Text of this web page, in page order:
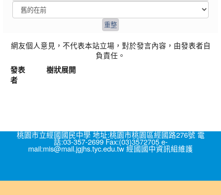
網友個人意見，不代表本站立場，對於發言內容，由發表者自
負責任。
發表
者
樹狀展開
桃園市立經國國民中學 地址:桃園市桃園區經國路276號 電
話:03-357-2699 Fax:(03)3572705 e-
mail:mis@mail.jgjhs.tyc.edu.tw 經國國中資訊組維護